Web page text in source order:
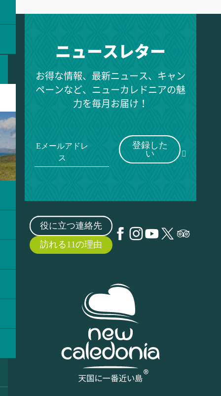
ニュースレター
お得な情報、最新ニュース、キャン
ペーンなど、ニューカレドニアの魅
力を毎月お届け！
Eメールアドレ
ス
登録した
い
役に立つ連絡先
訪れる11の理由